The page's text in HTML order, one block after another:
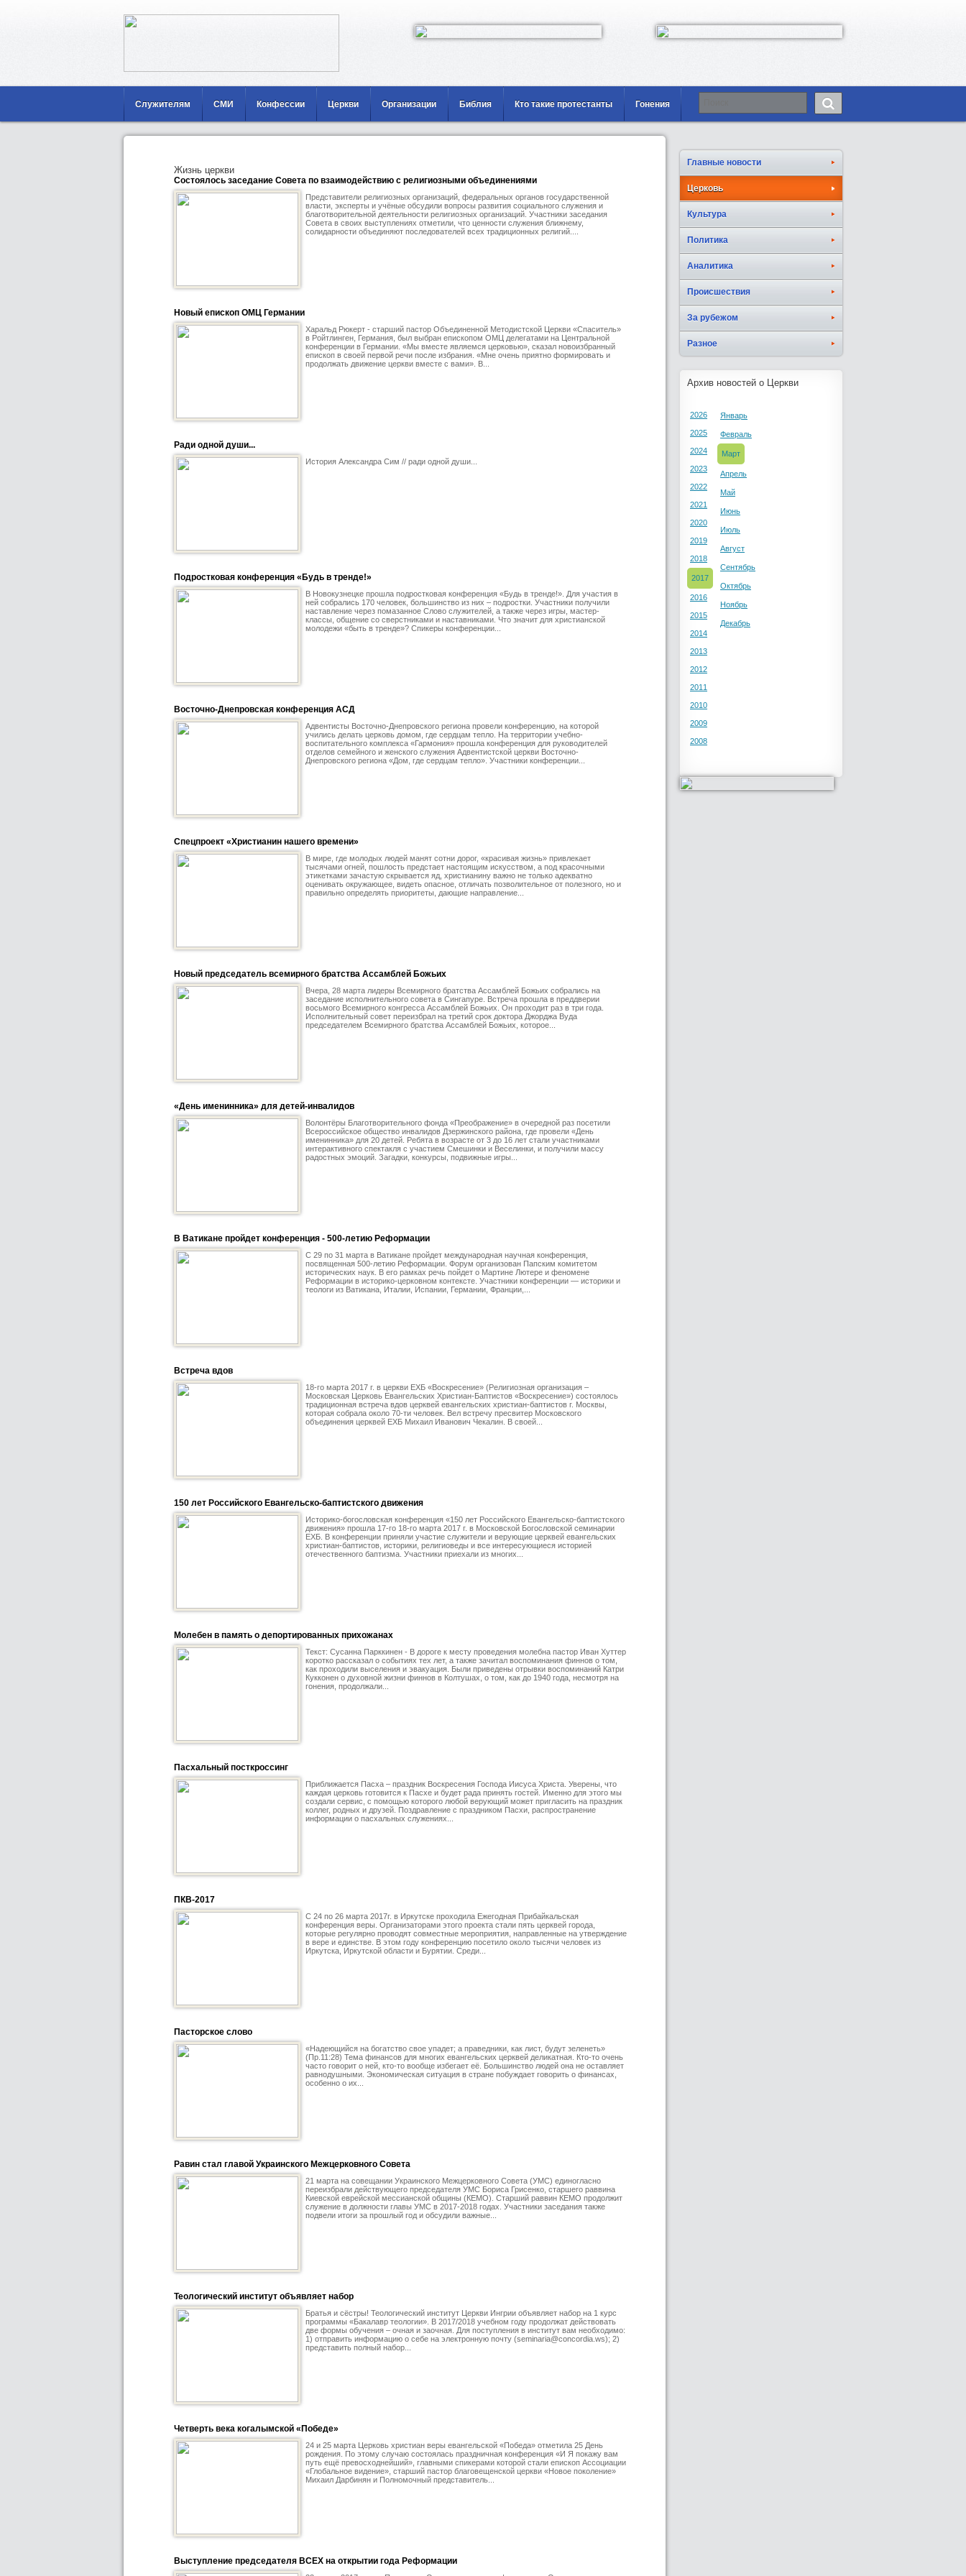
Служителям СМИ Конфессии Церкви Организации Библия Кто такие протестанты Гонения
Жизнь церкви
Состоялось заседание Совета по взаимодействию с религиозными объединениями
Представители религиозных организаций, федеральных органов государственной
власти, эксперты и учёные обсудили вопросы развития социального служения и
благотворительной деятельности религиозных организаций. Участники заседания
Совета в своих выступлениях отметили, что ценности служения ближнему,
солидарности объединяют последователей всех традиционных религий....
Новый епископ ОМЦ Германии
Харальд Рюкерт - старший пастор Объединенной Методистской Церкви «Спаситель»
в Ройтлинген, Германия, был выбран епископом ОМЦ делегатами на Центральной
конференции в Германии. «Мы вместе являемся церковью», сказал новоизбранный
епископ в своей первой речи после избрания. «Мне очень приятно формировать и
продолжать движение церкви вместе с вами». В...
Ради одной души...
История Александра Сим // ради одной души...
Подростковая конференция «Будь в тренде!»
В Новокузнецке прошла подростковая конференция «Будь в тренде!». Для участия в
ней собрались 170 человек, большинство из них – подростки. Участники получили
наставление через помазанное Слово служителей, а также через игры, мастер-
классы, общение со сверстниками и наставниками. Что значит для христианской
молодежи «быть в тренде»? Спикеры конференции...
Восточно-Днепровская конференция АСД
Адвентисты Восточно-Днепровского региона провели конференцию, на которой
учились делать церковь домом, где сердцам тепло. На территории учебно-
воспитательного комплекса «Гармония» прошла конференция для руководителей
отделов семейного и женского служения Адвентистской церкви Восточно-
Днепровского региона «Дом, где сердцам тепло». Участники конференции...
Спецпроект «Христианин нашего времени»
В мире, где молодых людей манят сотни дорог, «красивая жизнь» привлекает
тысячами огней, пошлость предстает настоящим искусством, а под красочными
этикетками зачастую скрывается яд, христианину важно не только адекватно
оценивать окружающее, видеть опасное, отличать позволительное от полезного, но и
правильно определять приоритеты, дающие направление...
Новый председатель всемирного братства Ассамблей Божьих
Вчера, 28 марта лидеры Всемирного братства Ассамблей Божьих собрались на
заседание исполнительного совета в Сингапуре. Встреча прошла в преддверии
восьмого Всемирного конгресса Ассамблей Божьих. Он проходит раз в три года.
Исполнительный совет переизбрал на третий срок доктора Джорджа Вуда
председателем Всемирного братства Ассамблей Божьих, которое...
«День именинника» для детей-инвалидов
Волонтёры Благотворительного фонда «Преображение» в очередной раз посетили
Всероссийское общество инвалидов Дзержинского района, где провели «День
именинника» для 20 детей. Ребята в возрасте от 3 до 16 лет стали участниками
интерактивного спектакля с участием Смешинки и Веселинки, и получили массу
радостных эмоций. Загадки, конкурсы, подвижные игры...
В Ватикане пройдет конференция - 500-летию Реформации
С 29 по 31 марта в Ватикане пройдет международная научная конференция,
посвященная 500-летию Реформации. Форум организован Папским комитетом
исторических наук. В его рамках речь пойдет о Мартине Лютере и феномене
Реформации в историко-церковном контексте. Участники конференции — историки и
теологи из Ватикана, Италии, Испании, Германии, Франции,...
Встреча вдов
18-го марта 2017 г. в церкви ЕХБ «Воскресение» (Религиозная организация –
Московская Церковь Евангельских Христиан-Баптистов «Воскресение») состоялось
традиционная встреча вдов церквей евангельских христиан-баптистов г. Москвы,
которая собрала около 70-ти человек. Вел встречу пресвитер Московского
объединения церквей ЕХБ Михаил Иванович Чекалин. В своей...
150 лет Российского Евангельско-баптистского движения
Историко-богословская конференция «150 лет Российского Евангельско-баптистского
движения» прошла 17-го 18-го марта 2017 г. в Московской Богословской семинарии
ЕХБ. В конференции приняли участие служители и верующие церквей евангельских
христиан-баптистов, историки, религиоведы и все интересующиеся историей
отечественного баптизма. Участники приехали из многих...
Молебен в память о депортированных прихожанах
Текст: Сусанна Парккинен - В дороге к месту проведения молебна пастор Иван Хуттер
коротко рассказал о событиях тех лет, а также зачитал воспоминания финнов о том,
как проходили выселения и эвакуация. Были приведены отрывки воспоминаний Катри
Кукконен о духовной жизни финнов в Колтушах, о том, как до 1940 года, несмотря на
гонения, продолжали...
Пасхальный посткроссинг
Приближается Пасха – праздник Воскресения Господа Иисуса Христа. Уверены, что
каждая церковь готовится к Пасхе и будет рада принять гостей. Именно для этого мы
создали сервис, с помощью которого любой верующий может пригласить на праздник
коллег, родных и друзей. Поздравление с праздником Пасхи, распространение
информации о пасхальных служениях...
ПКВ-2017
С 24 по 26 марта 2017г. в Иркутске проходила Ежегодная Прибайкальская
конференция веры. Организаторами этого проекта стали пять церквей города,
которые регулярно проводят совместные мероприятия, направленные на утверждение
в вере и единстве. В этом году конференцию посетило около тысячи человек из
Иркутска, Иркутской области и Бурятии. Среди...
Пасторское слово
«Надеющийся на богатство свое упадет; а праведники, как лист, будут зеленеть»
(Пр.11:28) Тема финансов для многих евангельских церквей деликатная. Кто-то очень
часто говорит о ней, кто-то вообще избегает её. Большинство людей она не оставляет
равнодушными. Экономическая ситуация в стране побуждает говорить о финансах,
особенно о их...
Равин стал главой Украинского Межцерковного Совета
21 марта на совещании Украинского Межцерковного Совета (УМС) единогласно
переизбрали действующего председателя УМС Бориса Грисенко, старшего раввина
Киевской еврейской мессианской общины (КЕМО). Старший раввин КЕМО продолжит
служение в должности главы УМС в 2017-2018 годах. Участники заседания также
подвели итоги за прошлый год и обсудили важные...
Теологический институт объявляет набор
Братья и сёстры! Теологический институт Церкви Ингрии объявляет набор на 1 курс
программы «Бакалавр теологии». В 2017/2018 учебном году продолжат действовать
две формы обучения – очная и заочная. Для поступления в институт вам необходимо:
1) отправить информацию о себе на электронную почту (seminaria@concordia.ws); 2)
представить полный набор...
Четверть века когалымской «Победе»
24 и 25 марта Церковь христиан веры евангельской «Победа» отметила 25 День
рождения. По этому случаю состоялась праздничная конференция «И Я покажу вам
путь ещё превосходнейший», главными спикерами которой стали епископ Ассоциации
«Глобальное видение», старший пастор благовещенской церкви «Новое поколение»
Михаил Дарбинян и Полномочный представитель...
Выступление председателя ВСЕХ на открытии года Реформации
Главные новости
Церковь
Культура
Политика
Аналитика
Происшествия
За рубежом
Разное
Архив новостей о Церкви
2026
2025
2024
2023
2022
2021
2020
2019
2018
2017
2016
2015
2014
2013
2012
2011
2010
2009
2008
Январь
Февраль
Март
Апрель
Май
Июнь
Июль
Август
Сентябрь
Октябрь
Ноябрь
Декабрь